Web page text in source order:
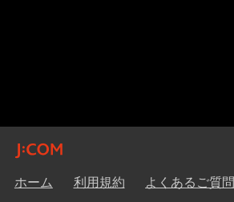
ホーム 利用規約 よくあるご質問